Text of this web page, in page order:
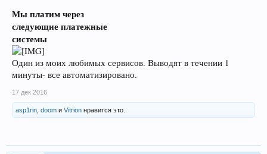
Мы платим через
следующие платежные
системы
Один из моих любимых сервисов. Выводят в течении 1
минуты- все автоматизировано.
17 дек 2016
asp1rin doom и Vitrion нравится это.